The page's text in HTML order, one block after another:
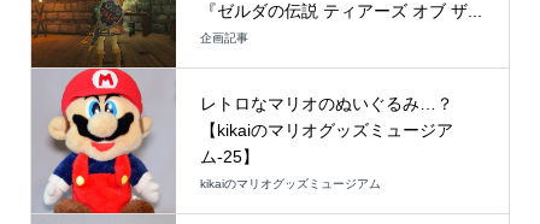
『ゼルダの伝説 ティアーズ オブ ザ...
企画記事
レトロなマリオのぬいぐるみ…？
【kikaiのマリオグッズミュージア
ム-25】
kikaiのマリオグッズミュージアム